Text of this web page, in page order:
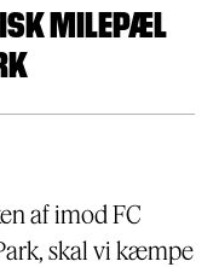
MILEPÆL
af imod FC
skal vi kæmpe